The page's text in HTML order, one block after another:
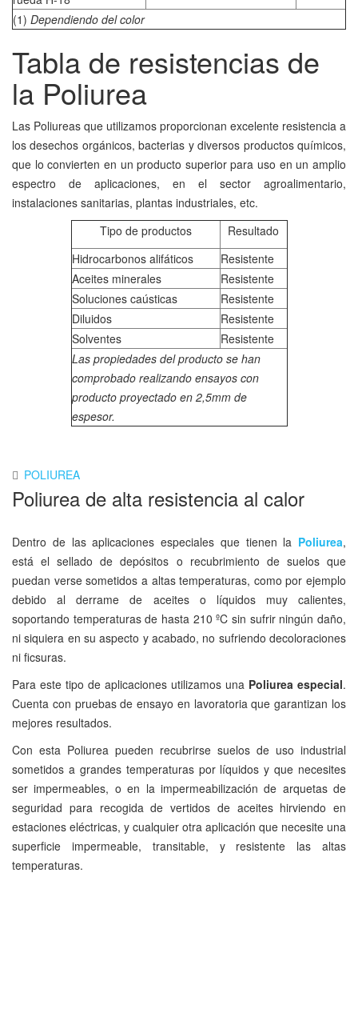
(1) Dependiendo del color
Tabla de resistencias de
la Poliurea
Las Poliureas que utilizamos proporcionan excelente resistencia a
los desechos orgánicos, bacterias y diversos productos químicos,
que lo convierten en un producto superior para uso en un amplio
espectro de aplicaciones, en el sector agroalimentario,
instalaciones sanitarias, plantas industriales, etc.
Tipo de productos
Resultado
Hidrocarbonos alifáticos
Resistente
Aceites minerales
Resistente
Soluciones caústicas
Resistente
Diluidos
Resistente
Solventes
Resistente
Las propiedades del producto se han
comprobado realizando ensayos con
producto proyectado en 2,5mm de
espesor.
POLIUREA
Poliurea de alta resistencia al calor
Dentro de las aplicaciones especiales que tienen la Poliurea,
está el sellado de depósitos o recubrimiento de suelos que
puedan verse sometidos a altas temperaturas, como por ejemplo
debido al derrame de aceites o líquidos muy calientes,
soportando temperaturas de hasta 210 ºC sin sufrir ningún daño,
ni siquiera en su aspecto y acabado, no sufriendo decoloraciones
ni ficsuras.
Para este tipo de aplicaciones utilizamos una Poliurea especial.
Cuenta con pruebas de ensayo en lavoratoria que garantizan los
mejores resultados.
Con esta Poliurea pueden recubrirse suelos de uso industrial
sometidos a grandes temperaturas por líquidos y que necesites
ser impermeables, o en la impermeabilización de arquetas de
seguridad para recogida de vertidos de aceites hirviendo en
estaciones eléctricas, y cualquier otra aplicación que necesite una
superficie impermeable, transitable, y resistente las altas
temperaturas.